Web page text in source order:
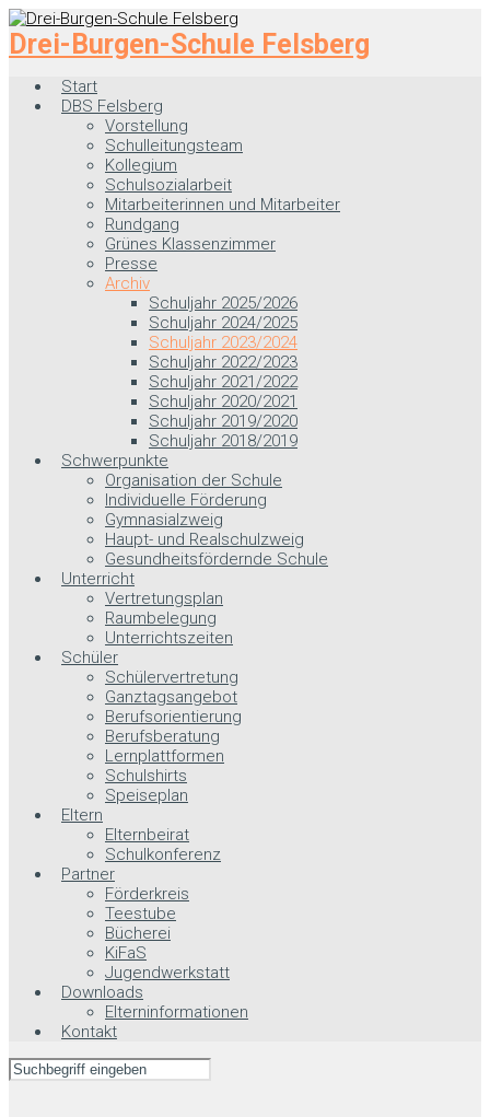
Zum
Hauptinhalt
springen
Drei-Burgen-Schule Felsberg
Start
DBS Felsberg
Vorstellung
Schulleitungsteam
Kollegium
Schulsozialarbeit
Mitarbeiterinnen und Mitarbeiter
Rundgang
Grünes Klassenzimmer
Presse
Archiv
Schuljahr 2025/2026
Schuljahr 2024/2025
Schuljahr 2023/2024
Schuljahr 2022/2023
Schuljahr 2021/2022
Schuljahr 2020/2021
Schuljahr 2019/2020
Schuljahr 2018/2019
Schwerpunkte
Organisation der Schule
Individuelle Förderung
Gymnasialzweig
Haupt- und Realschulzweig
Gesundheitsfördernde Schule
Unterricht
Vertretungsplan
Raumbelegung
Unterrichtszeiten
Schüler
Schülervertretung
Ganztagsangebot
Berufsorientierung
Berufsberatung
Lernplattformen
Schulshirts
Speiseplan
Eltern
Elternbeirat
Schulkonferenz
Partner
Förderkreis
Teestube
Bücherei
KiFaS
Jugendwerkstatt
Downloads
Elterninformationen
Kontakt